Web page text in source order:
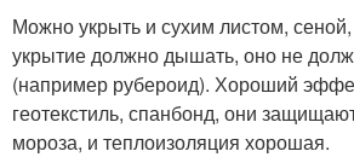
Можно укрыть и сухим листом,
укрытие должно дышать, оно не
(например рубероид). Хороший
геотекстиль, спанбонд, они
мороза, и теплоизоляция хорошая.